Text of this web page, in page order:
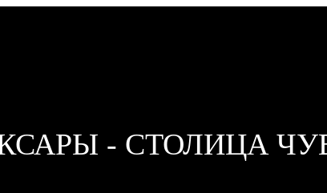
- СТОЛИЦА